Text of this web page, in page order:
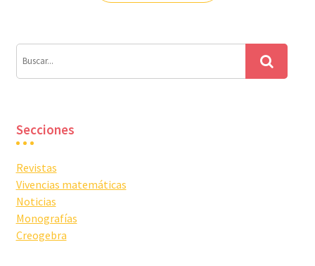
Secciones
Revistas
Vivencias matemáticas
Noticias
Monografías
Creogebra